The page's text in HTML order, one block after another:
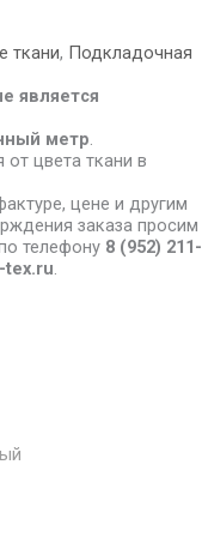
ткани, Подкладочная
является
метр.
от цвета ткани в
цене и другим
заказа просим
телефону 8 (952) 211-
tex.ru.